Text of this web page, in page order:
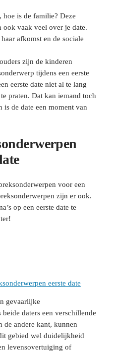
is de familie? Deze
ook vaak veel over je date.
afkomst en de sociale
zijn de kinderen
tijdens een eerste
eerste date niet al te lang
praten. Dat kan iemand toch
de date een moment van
voor een
zijn er ook.
op een eerste date te
eerste date
gevaarlijke
daters een verschillende
de andere kant, kunnen
gebied wel duidelijkheid
levensovertuiging of